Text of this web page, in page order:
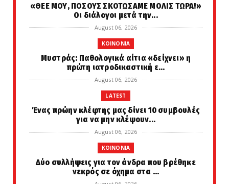
«ΘΕΕ ΜΟΥ, ΠΟΣΟΥΣ ΣΚΟΤΩΣΑΜΕ ΜΟΛΙΣ ΤΩΡΑ!»
Οι διάλογοι μετά την...
August 06, 2026
KOINONIA
Μυστράς: Παθολογικά αίτια «δείχνει» η
πρώτη ιατροδικαστική ε...
August 06, 2026
LATEST
Ένας πρώην κλέφτης μας δίνει 10 συμβουλές
για να μην κλέψουν...
August 06, 2026
KOINONIA
Δύο συλλήψεις για τον άνδρα που βρέθηκε
νεκρός σε όχημα στα ...